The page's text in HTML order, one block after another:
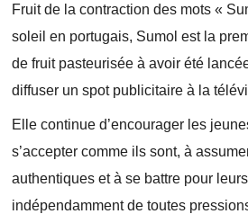
Fruit de la contraction des mots «
soleil en portugais, Sumol est la
de fruit pasteurisée à avoir été
diffuser un spot publicitaire à la
Elle continue d’encourager les
s’accepter comme ils sont, à
authentiques et à se battre pour
indépendamment de toutes